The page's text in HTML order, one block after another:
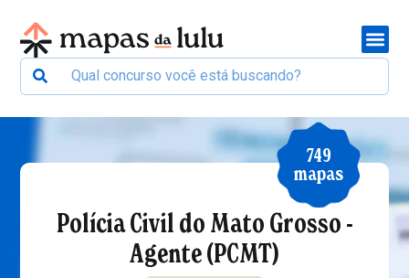
749
mapas
Polícia Civil do Mato Grosso -
Agente (PCMT)